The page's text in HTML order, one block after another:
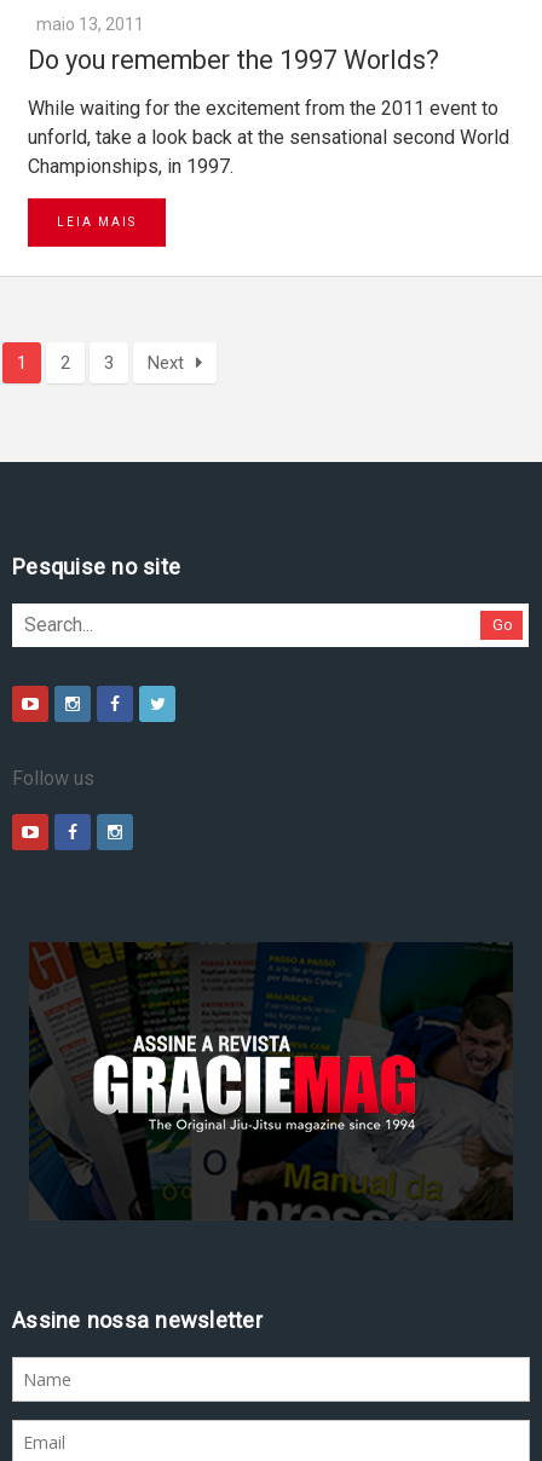
maio 13, 2011
Do you remember the 1997 Worlds?
While waiting for the excitement from the 2011 event to
unforld, take a look back at the sensational second World
Championships, in 1997.
LEIA MAIS
1 2 3 Next
Pesquise no site
Go
Follow us
Assine nossa newsletter